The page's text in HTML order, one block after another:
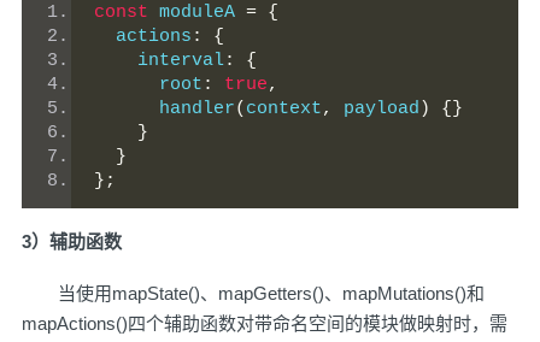
const moduleA = {
  actions
:
{
    interval
:
{
      root
: true,
      handler
( context, payload )
{}
}
}
};
3）辅助函数
当使用mapState()、mapGetters()、mapMutations()和
mapActions()四个辅助函数对带命名空间的模块做映射时，需